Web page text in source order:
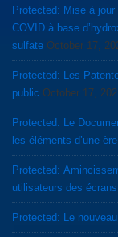
Protected: Mise à
COVID à base
sulfate October 17,
Protected: Les
public October 17,
Protected: Le
les éléments d’une
Protected: Amincissement prématuré du cortex chez les grands
utilisateurs des
Protected: Le